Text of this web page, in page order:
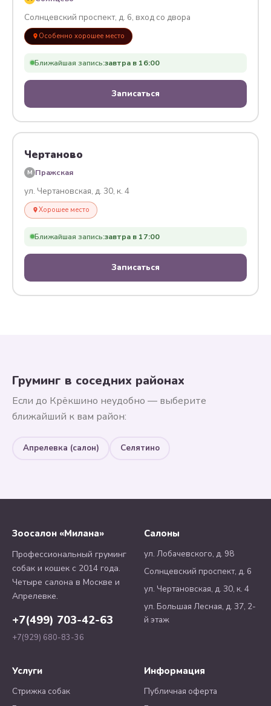
Солнцевский проспект, д. 6, вход со двора
Особенно хорошее место
Ближайшая запись:завтра в 16:00
Записаться
Чертаново
M Пражская
ул. Чертановская, д. 30, к. 4
Хорошее место
Ближайшая запись:завтра в 17:00
Записаться
Груминг в соседних районах
Если до Крёкшино неудобно — выберите
ближайший к вам район:
Апрелевка (салон) Селятино
Зоосалон «Милана»
Профессиональный груминг
собак и кошек с 2014 года.
Четыре салона в Москве и
Апрелевке.
+7(499) 703-42-63
+7(929) 680-83-36
Салоны
ул. Лобачевского, д. 98
Солнцевский проспект, д. 6
ул. Чертановская, д. 30, к. 4
ул. Большая Лесная, д. 37, 2-
й этаж
Услуги
Стрижка собак
Информация
Публичная оферта